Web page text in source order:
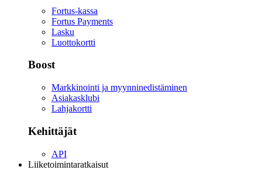
Fortus-kassa
Fortus Payments
Lasku
Luottokortti
Boost
Markkinointi ja myynninedistäminen
Asiakasklubi
Lahjakortti
Kehittäjät
API
Liiketoimintaratkaisut